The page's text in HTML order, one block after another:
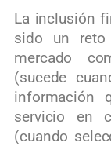
La inclusión
sido un
mercado
(sucede
información
servicio en
(cuando